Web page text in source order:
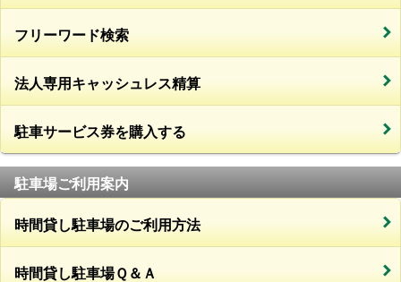
フリーワード検索
法人専用キャッシュレス精算
駐車サービス券を購入する
駐車場ご利用案内
時間貸し駐車場のご利用方法
時間貸し駐車場Ｑ＆Ａ